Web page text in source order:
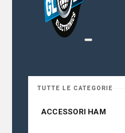
TUTTE LE CATEGORIE
ACCESSORI HAM